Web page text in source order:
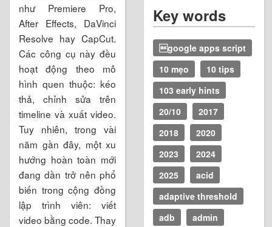
như Premiere Pro,
After Effects, DaVinci
Resolve hay CapCut.
Các công cụ này đều
hoạt động theo mô
hình quen thuộc: kéo
thả, chỉnh sửa trên
timeline và xuất video.
Tuy nhiên, trong vài
năm gần đây, một xu
hướng hoàn toàn mới
đang dần trở nên phổ
biến trong cộng đồng
lập trình viên: viết
video bằng code. Thay
Key words
google apps script
10 mẹo
10 tips
103 early hints
20/10
2017
2018
2020
2023
2024
2025
acid
adaptive threshold
adb
admin